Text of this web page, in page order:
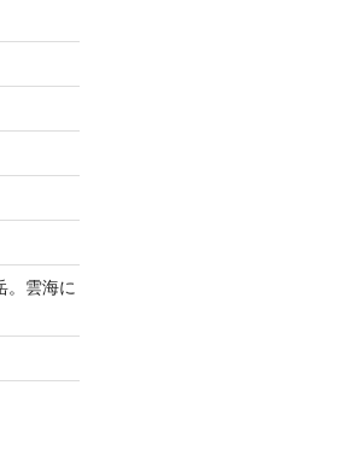
。雲海に